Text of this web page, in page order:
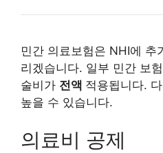
민간 의료보험은 NHI에 추
리겠습니다. 일부 민간 보
술비가 전액 적용됩니다.
높을 수 있습니다.
의료비 공제